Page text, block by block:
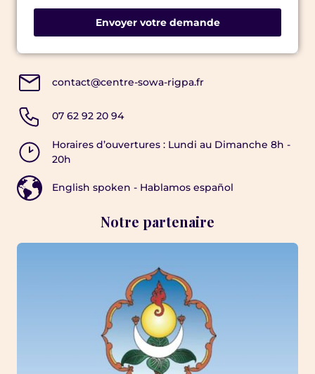
contact@centre-sowa-rigpa.fr
07 62 92 20 94
Horaires d’ouvertures : Lundi au Dimanche 8h -
20h
English spoken - Hablamos español
Notre partenaire
Envoyer votre demande